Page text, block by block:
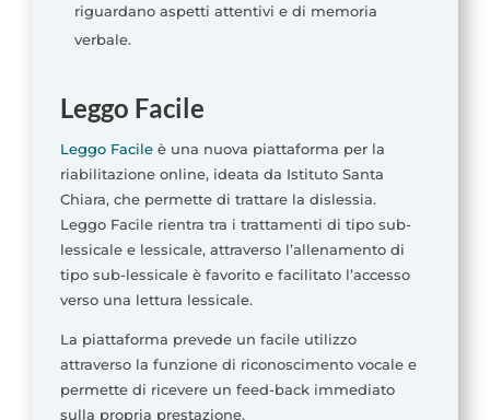
riguardano aspetti attentivi e di memoria
verbale.
Leggo Facile
Leggo Facileè una nuova piattaforma per la
riabilitazione online, ideata da Istituto Santa
Chiara, che permette di trattare la dislessia.
Leggo Facile rientra tra i trattamenti di tipo sub-
lessicale e lessicale, attraverso l’allenamento di
tipo sub-lessicale è favorito e facilitato l’accesso
verso una lettura lessicale.
La piattaforma prevede un facile utilizzo
attraverso la funzione di riconoscimento vocale e
permette di ricevere un feed-back immediato
sulla propria prestazione.